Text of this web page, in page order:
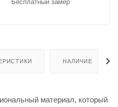
Бес­плат­ный замер
НАЛИЧИЕ
материал, который